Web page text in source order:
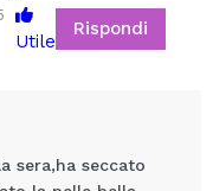
Utile
Rispondi
sera,ha seccato